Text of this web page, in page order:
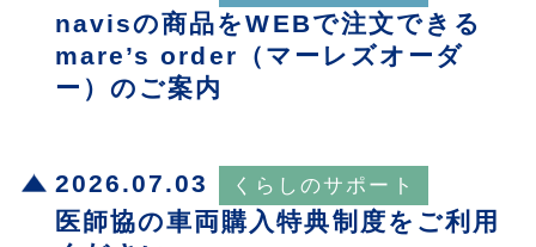
navisの商品をWEBで注文できる
mare’s order（マーレズオーダ
ー）のご案内
2026.07.03
医師協の車両購入特典制度をご利用